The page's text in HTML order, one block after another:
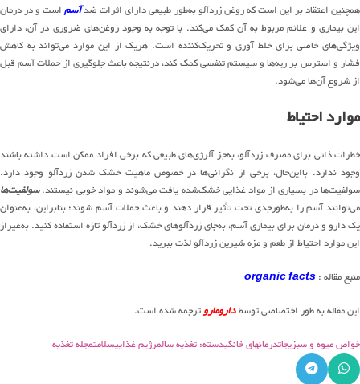
همچنین اعتقاد بر این است که روغن زردآلو به‌طور طبیعی دارای اثرات ضدآسماست و در درمان
این بیماری و علائم مربوط به آن کمک می‌کند. با توجه به وجود روغن‌های ضروری در آن، دارای
ویژگی‌های خاصی برای خلط ‌آوری و تحریک‌کننده است. هریک از این موارد می‌تواند به کاهش
فشار و استرس بر ریه‌ها و سیستم تنفسی کمک کند، درنتیجه باعث جلوگیری از حملات آسم قبل
از شروع آن‌ها می‌شود.
موارد احتیاط
خطرات ذاتی برای مصرف زردآلو، به‌جز آلرژی‌های طبیعی که برخی افراد ممکن است داشته باشند
وجود ندارد. بااین‌حال، برخی از نگرانی‌ها در خصوص ماهیت خشک شدن زردآلو وجود دارد.
سولفیت‌ها در بسیاری از مواد غذایی خشک‌شده یافت می‌شوند و مواد خوبی نیستند.سولفیت‌ها
می‌توانند آسم را به‌طورجدی تحت تأثیر قرار دهند و باعث حملات آسم شوند؛ بنابراین، به‌عنوان
یک دارو و درمان برای بیماری آسم، به‌جای زردآلوهای خشک، از زردآلو تازه استفاده کنید. به‌غیراز
این موارد احتیاط از طعم و مزه شیرین زردآلو لذت ببرید.
منبع مقاله :organic facts
این مقاله به طور اختصاصی توسطداروماروترجمه شده است.
خواص میوه و سبزیجاتدرمانهای خانگیدسته: تغذیه سالمرژیم غذاییسلامتمجله تغذیه